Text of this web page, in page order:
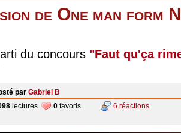
de One man form
du concours "Faut qu'ça
par Gabriel B
lectures 0 favoris 6 réactions